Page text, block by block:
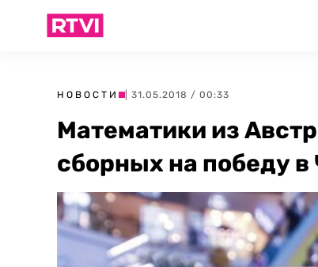
НОВОСТИ | 31.05.2018 / 00:33
Математики из
сборных на победу